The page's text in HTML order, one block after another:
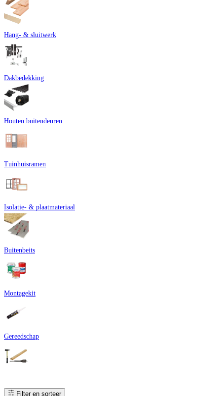
Hang- & sluitwerk
Dakbedekking
Houten buitendeuren
Tuinhuisramen
Isolatie- & plaatmateriaal
Buitenbeits
Montagekit
Gereedschap
Filter en sorteer